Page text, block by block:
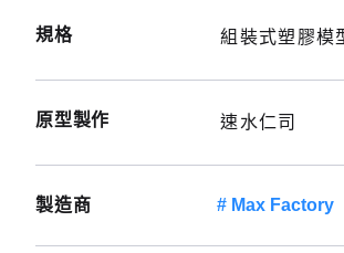
規格 組裝式塑膠模
原型製作 速水仁司
製造商 Max Factory